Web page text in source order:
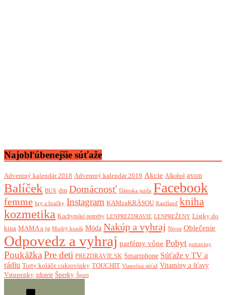
Najobľúbenejšie súťaže
Adventný kalendár 2018 Adventný kalendár 2019 Akcie Alkohol avon
Balíček BUX dm Domácnosť Dámska jazda Facebook
femme hry a hračky Instagram KAMzaKRÁSOU Kaufland kniha
kozmetika Kuchynské potreby LENPREZDRAVIE LENPREŽENY Lístky do
kina MAMA a ja Modrý koník Móda Nakúp a vyhraj Nivea Oblečenie
Odpovedz a vyhraj parfémy vône Pobyt potraviny
PoukážkaPre deti PREZDRAVIE.SK Smartphone Súťaže v TV a
rádiu Torty koláče cukrovinky TOUCHIT Vianočná súťaž Vitamíny a šťavy
Vstupenky zdravie Šperky Šport